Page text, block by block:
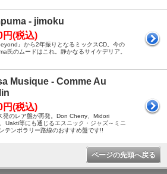
- jimoku
円(税込)
』から2年振りとなるミックスCD。今の
氏のムードはこれ。静かなるサイケデリア。
Musique - Comme Au
円(税込)
発のレア盤が再発。Don Cherry、Midori
Uakti等にも通じるエスニック・ジャズ～ミニ
テンポラリー路線のおすすめ盤です!!
ページの先頭へ戻る